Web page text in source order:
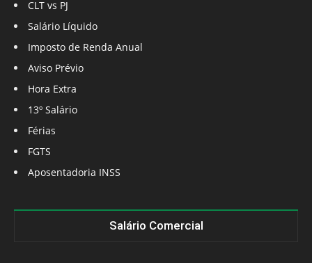
CLT vs PJ
Salário Líquido
Imposto de Renda Anual
Aviso Prévio
Hora Extra
13º Salário
Férias
FGTS
Aposentadoria INSS
Salário Comercial